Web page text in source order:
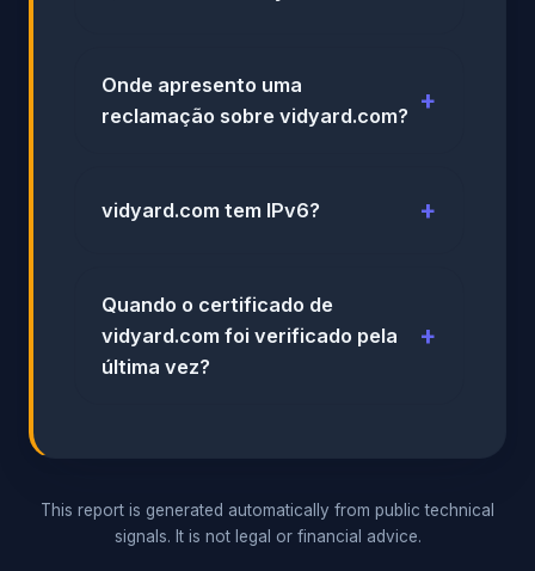
Onde apresento uma
reclamação sobre vidyard.com?
vidyard.com tem IPv6?
Quando o certificado de
vidyard.com foi verificado pela
última vez?
This report is generated automatically from public technical
signals. It is not legal or financial advice.